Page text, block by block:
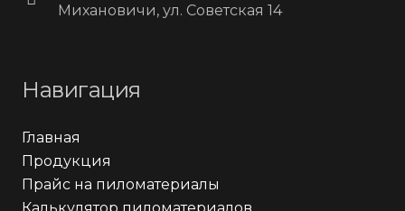
Михановичи, ул. Советская 14
Навигация
Главная
Продукция
Прайс на пиломатериалы
Калькулятор пиломатериалов